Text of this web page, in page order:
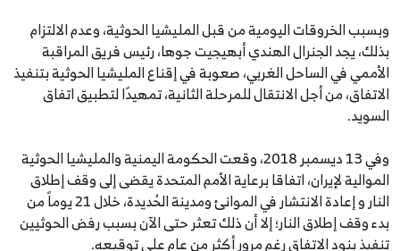
وبسبب الخروقات اليومية من قبل المليشيا الحوثية، وعدم الالتزام
بذلك، يجد الجنرال الهندي أبهيجيت جوها، رئيس فريق المراقبة
الأممي في الساحل الغربي، صعوبة في إقناع المليشيا الحوثية بتنفيذ
الاتفاق، من أجل الانتقال للمرحلة الثانية، تمهيدًا لتطبيق اتفاق
السويد.
وفي 13 ديسمبر 2018، وقعت الحكومة اليمنية والمليشيا الحوثية
الموالية لإيران، اتفاقا برعاية الأمم المتحدة يقضى إلى وقف إطلاق
النار و إعادة الانتشار في الموانئ ومدينة الحُديدة، خلال 21 يوماً من
بدء وقف إطلاق النار؛ إلا أن ذلك تعثر حتى الآن بسبب رفض الحوثيين
تنفيذ بنود الاتفاق رغم مرور أكثر من عام على توقيعه.